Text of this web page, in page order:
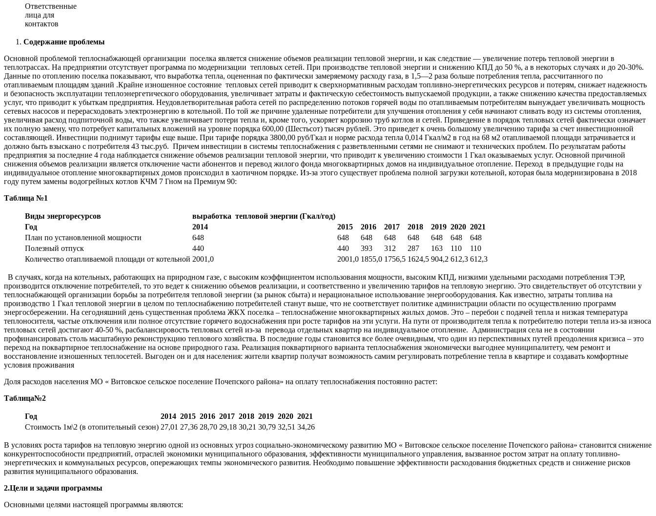
Ответственные
лица для
контактов
Содержание проблемы
Основной проблемой теплоснабжающей организации поселка является снижение объемов реализации тепловой энергии, и как следствие — увеличение потерь тепловой энергии в
теплотрассах. На предприятии отсутствует программа по модернизации тепловых сетей. При производстве тепловой энергии и снижению КПД до 50 %, а в некоторых случаях и до 20-30%.
Данные по отоплению поселка показывают, что выработка тепла, оцененная по фактически замеряемому расходу газа, в 1,5—2 раза больше потребления тепла, рассчитанного по
отапливаемым площадям зданий .Крайне изношенное состояние тепловых сетей приводит к сверхнормативным расходам топливно-энергетических ресурсов и потерям, снижает надежность
и безопасность эксплуатации теплоэнергетического оборудования, увеличивает затраты и фактическую себестоимость выпускаемой продукции, а также снижению качества предоставляемых
услуг, что приводит к убыткам предприятия. Неудовлетворительная работа сетей по распределению потоков горячей воды по отапливаемым потребителям вынуждает увеличивать мощность
сетевых насосов и перерасходовать электроэнергию в котельной. По той же причине удаленные потребители для улучшения отопления у себя начинают сливать воду из системы отопления,
увеличивая расход подпиточной воды, что также увеличивает потери тепла и, кроме того, ускоряет коррозию труб котлов и сетей. Приведение в порядок тепловых сетей фактически означает
их полную замену, что потребует капитальных вложений на уровне порядка 600,00 (Шестьсот) тысяч рублей. Это приведет к очень большому увеличению тарифа за счет инвестиционной
составляющей. Инвестиции поднимут тарифы еще выше. При тарифе порядка 3800,00 руб/Гкал и норме расхода тепла 0,014 Гкал/м2 в год на 68 м2 отапливаемой площади затрачивается и
должно быть взыскано с потребителя 43 тыс.руб. Причем инвестиции в системы теплоснабжения с разветвленными сетями не снимают и технических проблем. По результатам работы
предприятия за последние 4 года наблюдается снижение объемов реализации тепловой энергии, что приводит к увеличению стоимости 1 Гкал оказываемых услуг. Основной причиной
снижения объемов реализации является отключение части абонентов и перевод жилого фонда многоквартирных домов на индивидуальное отопление. Переход в предыдущие годы на
индивидуальное отопление многоквартирных домов происходил в хаотичном порядке. Из-за этого существует проблема полной загрузки котельной, которая была модернизирована в 2018
году путем замены водогрейных котлов КЧМ 7 Гном на Премиум 90:
Таблица №1
Виды энергоресурсов выработка тепловой энергии (Гкал/год)
Год
2014 2015 2016 2017 2018 2019 2020 2021
План по установленной мощности
648 648 648 648 648 648 648
648
Полезный отпуск
440 440 393 312 287 163 110
110
Количество отапливаемой площади от котельной 2001,0 2001,0 1855,0 1756,5 1624,5 904,2 612,3 612,3
В случаях, когда на котельных, работающих на природном газе, с высоким коэффициентом использования мощности, высоким КПД, низкими удельными расходами потребления ТЭР,
производится отключение потребителей, то это ведет к снижению объемов реализации, и соответственно и увеличению тарифов на тепловую энергию. Это свидетельствует об отсутствии у
теплоснабжающей организации борьбы за потребителя тепловой энергии (за рынок сбыта) и нерациональное использование энергооборудования. Как известно, затраты топлива на
производство 1 Гкал тепловой энергии в целом по теплоснабжению потребителей станут выше, что не соответствует политике администрации области по осуществлению программ
энергосбережении. На сегодняшний день существенная проблема ЖКХ поселка – теплоснабжение многоквартирных жилых домов. Это – перебои с подачей тепла и низкая температура
теплоносителя, частые отключения или полное отсутствие горячего водоснабжения при росте тарифов на эти услуги. На пути от производителя тепла к потребителю потери тепла из-за износа
тепловых сетей достигают 40-50 %, расбалансировость тепловых сетей из-за перевода отдельных квартир на индивидуальное отопление. Администрация села не в состоянии
профинансировать столь масштабную реконструкцию теплового хозяйства. В последние годы становится все более очевидным, что один из перспективных путей преодоления кризиса – это
переход на поквартирное теплоснабжение на основе природного газа. Реализация поквартирного варианта теплоснабжения экономически выгоднее муниципалитету, чем ремонт и
восстановление изношенных теплосетей. Выгоден он и для населения: жители квартир получат возможность самим регулировать потребление тепла в квартире и создавать комфортные
условия проживания
Доля расходов населения МО « Витовское сельское поселение Почепского района» на оплату теплоснабжения постоянно растет:
Таблица№2
Год 2014 2015 2016 2017 2018 2019 2020 2021
Стоимость 1м\2 (в отопительный сезон) 27,01 27,36 28,70 29,18 30,21 30,79 32,51 34,26
В условиях роста тарифов на тепловую энергию одной из основных угроз социально-экономическому развитию МО « Витовское сельское поселение Почепского района» становится снижение
конкурентоспособности предприятий, отраслей экономики муниципального образования, эффективности муниципального управления, вызванное ростом затрат на оплату топливно-
энергетических и коммунальных ресурсов, опережающих темпы экономического развития. Необходимо повышение эффективности расходования бюджетных средств и снижение рисков
развития муниципального образования.
2.Цели и задачи программы
Основными целями настоящей программы являются: